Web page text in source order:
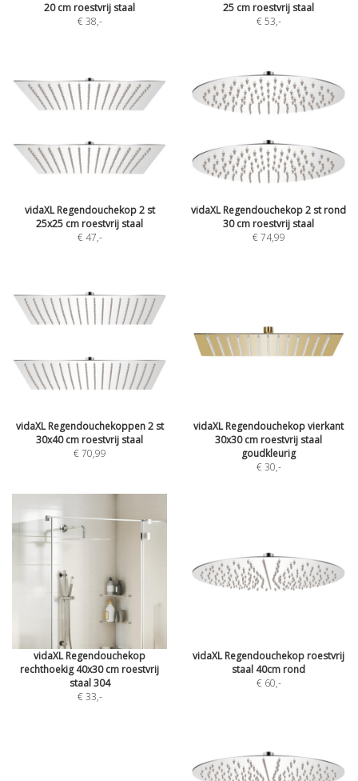
20 cm roestvrij staal
€ 38,-
25 cm roestvrij staal
€ 53,-
vidaXL Regendouchekop 2 st
25x25 cm roestvrij staal
€ 47,-
vidaXL Regendouchekop 2 st rond
30 cm roestvrij staal
€ 74,99
vidaXL Regendouchekoppen 2 st
30x40 cm roestvrij staal
€ 70,99
vidaXL Regendouchekop vierkant
30x30 cm roestvrij staal
goudkleurig
€ 30,-
vidaXL Regendouchekop
rechthoekig 40x30 cm roestvrij
staal 304
€ 33,-
vidaXL Regendouchekop roestvrij
staal 40cm rond
€ 60,-